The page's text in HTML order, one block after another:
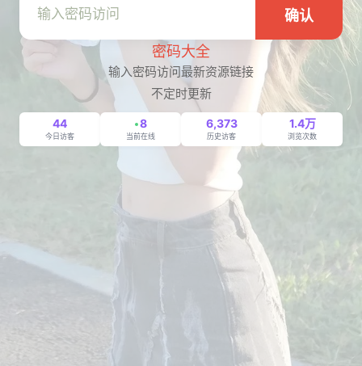
确认
密码大全
输入密码访问最新资源链接
不定时更新
44
今日访客
8
当前在线
6,373
历史访客
1.4万
浏览次数